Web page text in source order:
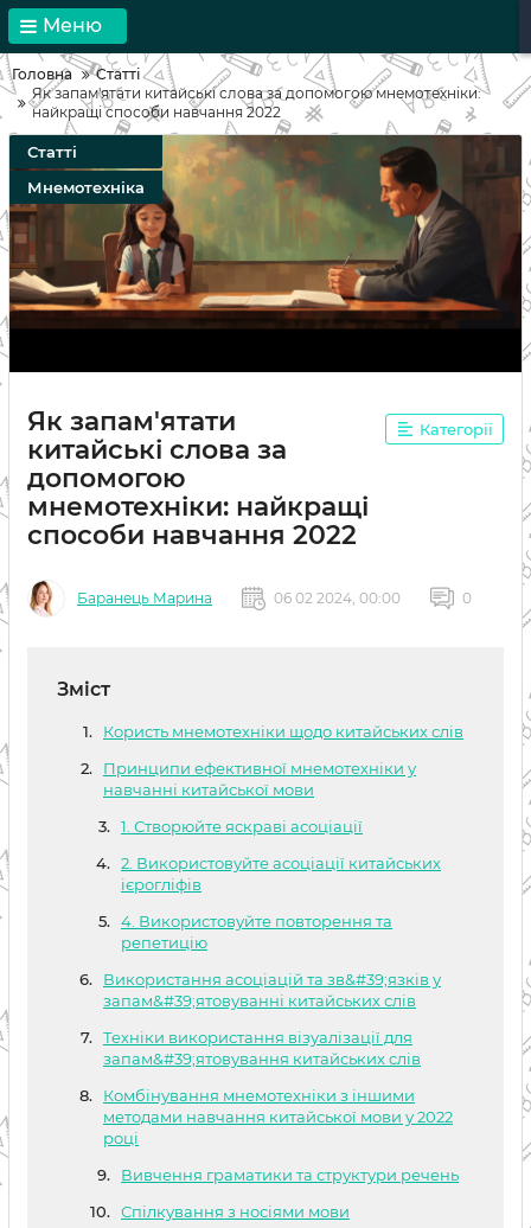
Меню
Головна
Статті
Як запам'ятати китайські слова за допомогою мнемотехніки:
найкращі способи навчання 2022
Статті
Мнемотехніка
Як запам'ятати
китайські слова за
допомогою
мнемотехніки: найкращі
способи навчання 2022
Категорії
Баранець Марина 06 02 2024, 00:00 0
Зміст
Користь мнемотехніки щодо китайських слів
Принципи ефективної мнемотехніки у
навчанні китайської мови
1. Створюйте яскраві асоціації
2. Використовуйте асоціації китайських
ієрогліфів
4. Використовуйте повторення та
репетицію
Використання асоціацій та зв&#39;язків у
запам&#39;ятовуванні китайських слів
Техніки використання візуалізації для
запам&#39;ятовування китайських слів
Комбінування мнемотехніки з іншими
методами навчання китайської мови у 2022
році
Вивчення граматики та структури речень
Спілкування з носіями мови